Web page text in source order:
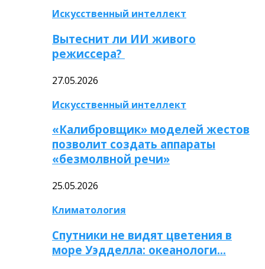
Искусственный интеллект
Вытеснит ли ИИ живого
режиссера?
27.05.2026
Искусственный интеллект
«Калибровщик» моделей жестов
позволит создать аппараты
«безмолвной речи»
25.05.2026
Климатология
Спутники не видят цветения в
море Уэдделла: океанологи…